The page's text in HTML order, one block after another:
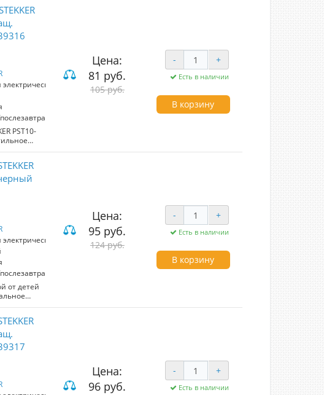
розетка
кости
в
+35°C и
делает
в
и
PST10-
из
также
в
мм
С
В и
для
и
доме.
Цена:
81 руб.
105 руб.
- +
Есть в наличии
В корзину
от детей
из
черным
впишется
позволяет
Цена:
95 руб.
124 руб.
- +
Есть в наличии
В корзину
Цена:
96 руб.
- +
Есть в наличии